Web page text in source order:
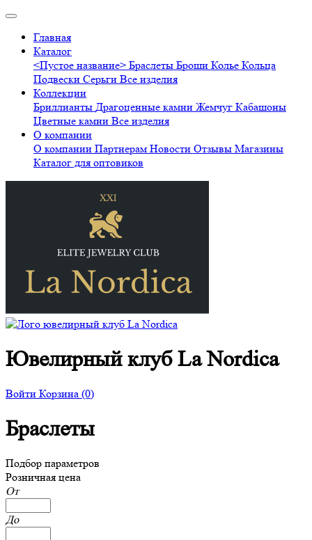
Главная
Каталог
<Пустое название> Браслеты Броши Колье Кольца
Подвески Серьги Все изделия
Коллекции
Бриллианты Драгоценные камни Жемчуг Кабашоны
Цветные камни Все изделия
О компании
О компании Партнерам Новости Отзывы Магазины
Каталог для оптовиков
Ювелирный клуб La Nordica
Войти Корзина (0)
Браслеты
Подбор параметров
Розничная цена
От
До